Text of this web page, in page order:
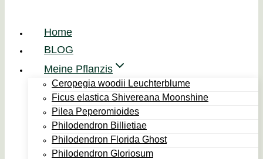
Home
BLOG
Meine Pflanzis
Ceropegia woodii Leuchterblume
Ficus elastica Shivereana Moonshine
Pilea Peperomioides
Philodendron Billietiae
Philodendron Florida Ghost
Philodendron Gloriosum